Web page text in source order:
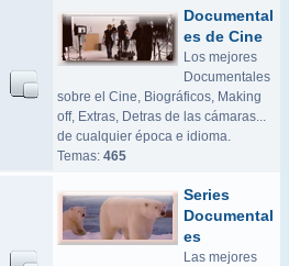
Documental
es de Cine
Los mejores
Documentales
sobre el Cine, Biográficos, Making
off, Extras, Detras de las cámaras...
de cualquier época e idioma.
Temas: 465
Series
Documental
es
Las mejores